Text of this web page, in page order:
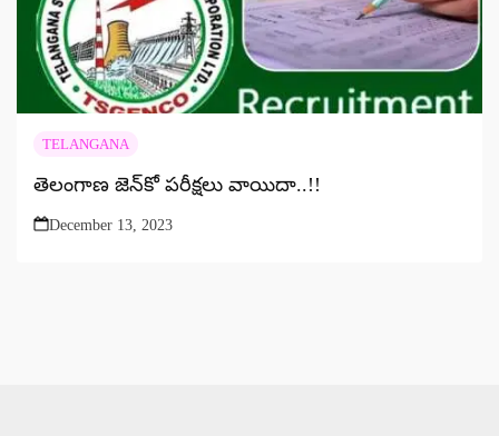
TELANGANA
తెలంగాణ జెన్‌కో పరీక్షలు వాయిదా..!!
December 13, 2023